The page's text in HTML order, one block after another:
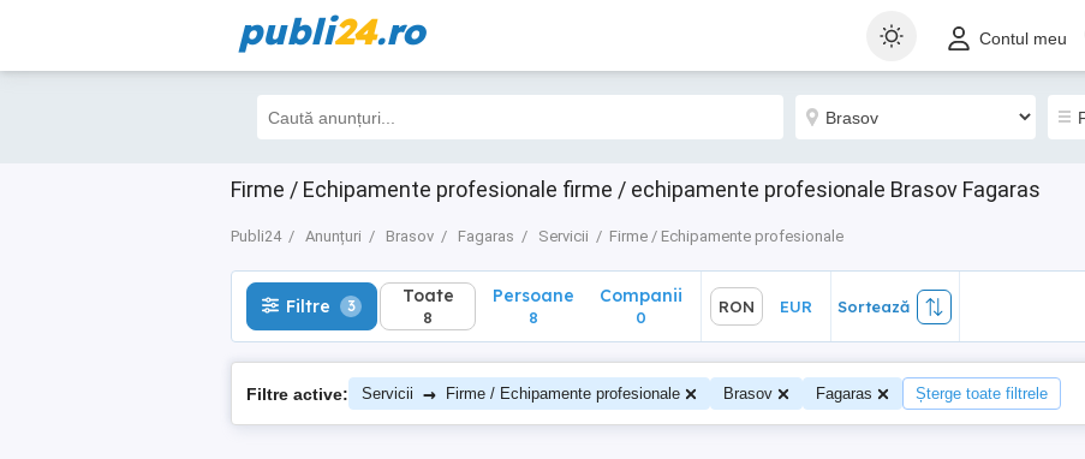
publi24.ro Contul meu
Firme / Echipamente profesionale firme / echipamente profesionale Brasov Fagaras
Publi24 Anunțuri Brasov Fagaras Servicii Firme / Echipamente profesionale
Filtre 3 Toate
8
Sortează
Filtre 3 Toate
8
Persoane
8
Companii
0
RON EUR Sortează
Filtre active: Servicii → Firme / Echipamente profesionale Brasov Fagaras Șterge toate filtrele